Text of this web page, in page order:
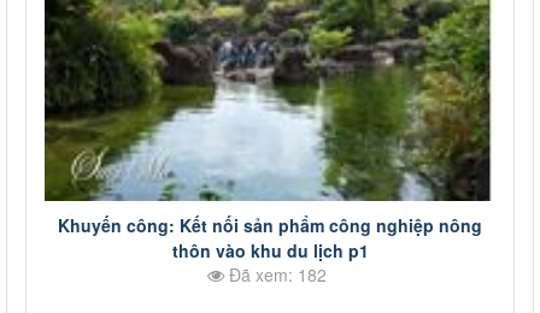
Khuyến công: Kết nối sản phẩm công nghiệp nông
thôn vào khu du lịch p1
Đã xem: 182